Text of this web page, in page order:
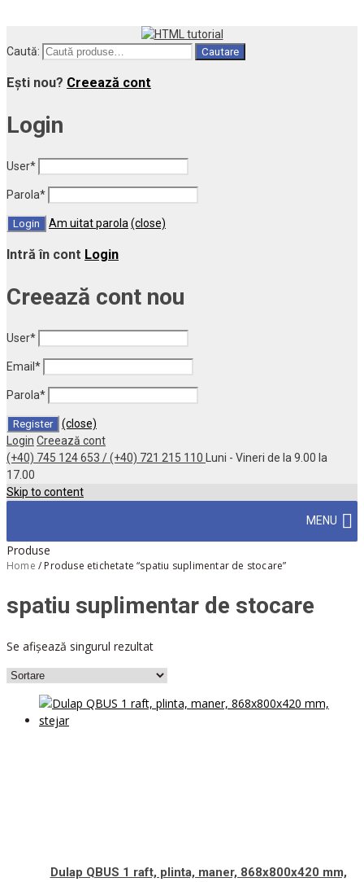
Caută: Cautare
Ești nou? Creează cont
Login
User*
Parola*
Am uitat parola (close)
Intră în cont Login
Creează cont nou
User*
Email *
Parola*
(close)
Login Creează cont
(+40) 745 124 653 / (+40) 721 215 110
Luni - Vineri de la 9.00 la
17.00
Skip to content
MENU
Produse
Home / Produse etichetate “spatiu suplimentar de stocare”
spatiu suplimentar de stocare
Se afișează singurul rezultat
Dulap QBUS 1 raft, plinta, maner, 868x800x420 mm,